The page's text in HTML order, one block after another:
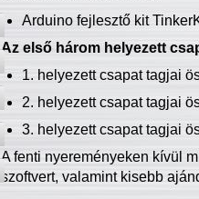
Arduino fejlesztő kit
Az első három helyezett
1. helyezett csapat tagjai
2. helyezett csapat tagjai
3. helyezett csapat tagjai
A fenti nyereményeken kívül
szoftvert, valamint kisebb